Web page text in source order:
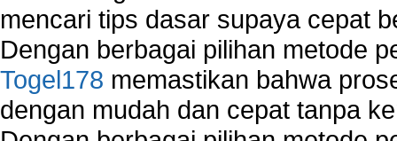
mencari tips dasar supaya cepat
Dengan berbagai pilihan metode
Togel178 memastikan bahwa
dengan mudah dan cepat tanpa